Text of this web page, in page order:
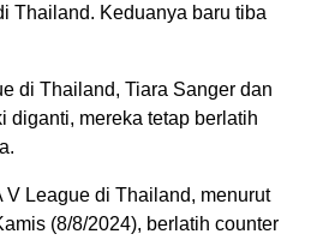
Thailand. Keduanya baru tiba
di Thailand, Tiara Sanger dan
diganti, mereka tetap berlatih
League di Thailand, menurut
(8/8/2024), berlatih counter